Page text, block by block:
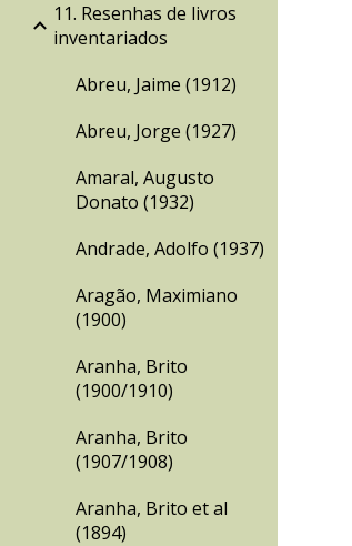
11. Resenhas de livros
inventariados
Abreu, Jaime (1912)
Abreu, Jorge (1927)
Amaral, Augusto
Donato (1932)
Andrade, Adolfo (1937)
Aragão, Maximiano
(1900)
Aranha, Brito
(1900/1910)
Aranha, Brito
(1907/1908)
Aranha, Brito et al
(1894)